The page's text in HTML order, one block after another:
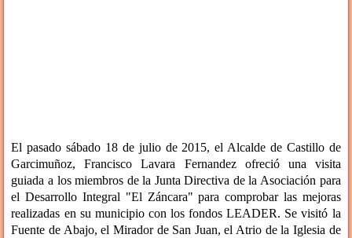
El pasado sábado 18 de julio de 2015, el Alcalde de Castillo de
Garcimuñoz, Francisco Lavara Fernandez ofreció una visita
guiada a los miembros de la Junta Directiva de la Asociación para
el Desarrollo Integral "El Záncara" para comprobar las mejoras
realizadas en su municipio con los fondos LEADER. Se visitó la
Fuente de Abajo, el Mirador de San Juan, el Atrio de la Iglesia de